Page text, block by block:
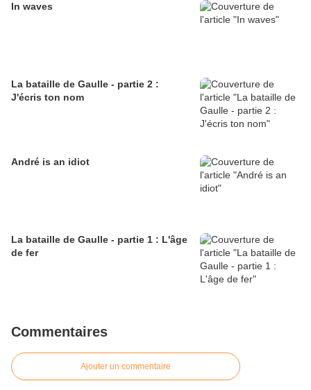
In waves
La bataille de Gaulle - partie 2 :
J'écris ton nom
André is an idiot
La bataille de Gaulle - partie 1 : L'âge
de fer
Commentaires
Ajouter un commentaire